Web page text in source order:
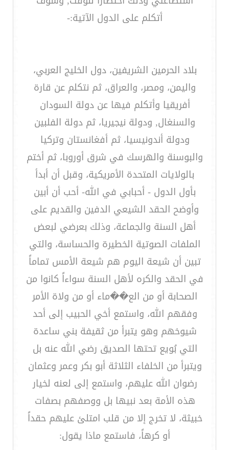
أتكلم على الدول الآتية:-
بلاد الحرمين الشريفين، دول الخليج العربي،
واليمن، ومصر، والعراق، ثم نتكلم عن قارة
أفريقيا وأتكلم فيها عن دولة السودان
والسنغال, ودولة نيجيريا، ثم دولة الفلبين
ودولة أندونيسيا، ثم أفغانستان وتركيا
والبوسنة والهرسك في شرق أوروبا، ثم أختم
بالولايات المتحدة الأمريكية، وقبل أن أبدأ
بأول الدول - أحبابي في الله- أحب أن أبين
وأوضح الحقد الشيعي الدفين والقديم على
أهل السنة والجماعة، وذلك بعرضي لبعض
الملفات الصوتية الخطيرة والحساسة، والتي
تبين أن شيعة اليوم هم شيعة الأمس تماماً
في الحقد والكره لأهل السنة سواءاً كانوا من
الصحابة أو من الع��ماء أو من ولاة الأمر
وفقهم الله، واستمع أخي الحبيب إلى أحد
شيوخهم وهو يتبرأ من ثقيفة بني ساعدة
التي بُويع تحتها الصديق رضي الله عنه بل
ويتبرأ من الخلفاء الثلاثة أبو بكر وعمر وعثمان
رضوان الله عليهم، واستمع إلى لعنه لخيار
هذه الأمة بعد نبيها بل ووصفهم بصفات
خبيثة، لا تخرج إلا من قلب امتلئ عليهم حقداً
أو كرهاً، فاستمع ماذا يقول: